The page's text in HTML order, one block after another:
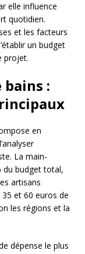
elle influence
quotidien.
et les facteurs
un budget
projet.
:
en
La main-
du budget total,
artisans
et 60 euros de
les régions et la
dépense le plus